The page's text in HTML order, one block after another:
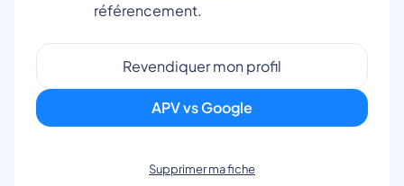
référencement.
Revendiquer mon profil
APV vs Google
Supprimer ma fiche